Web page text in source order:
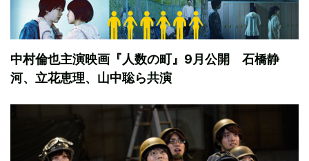
中村倫也主演映画『人数の町』9月公開 石橋静
河、立花恵理、山中聡ら共演